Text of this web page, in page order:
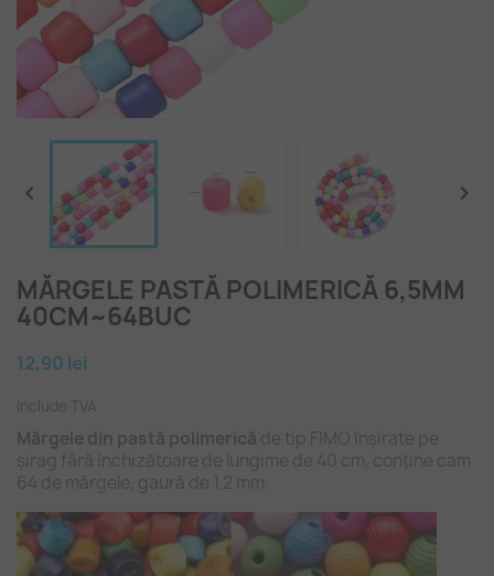
 
MĂRGELE PASTĂ POLIMERICĂ 6,5MM
40CM~64BUC
12,90 lei
Include TVA
Mărgele din pastă polimerică de tip FIMO înșirate pe
șirag fără închizătoare de lungime de 40 cm, conține cam
64 de mărgele, gaură de 1,2 mm.